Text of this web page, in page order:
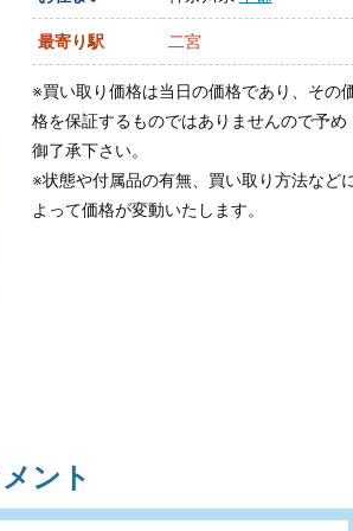
最寄り駅 二宮
※買い取り価格は当日の価格であり、その
格を保証するものではありませんので予め
御了承下さい。
※状態や付属品の有無、買い取り方法など
よって価格が変動いたします。
ント